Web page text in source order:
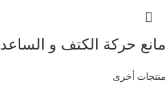
مانع حركة الكتف و الساعد S/M/L/XL
منتجات أخرى